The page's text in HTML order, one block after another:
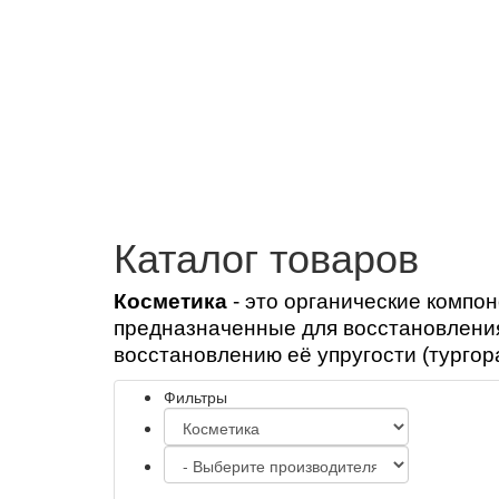
Каталог товаров
Косметика - это органические
предназначенные для
восстановлению её упругости
Фильтры